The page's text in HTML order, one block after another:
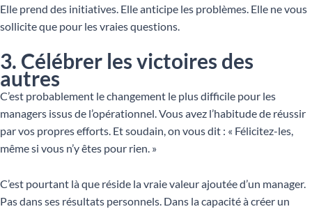
Elle prend des initiatives. Elle anticipe les problèmes. Elle ne vous
sollicite que pour les vraies questions.
3. Célébrer les victoires des
autres
C’est probablement le changement le plus difficile pour les
managers issus de l’opérationnel. Vous avez l’habitude de réussir
par vos propres efforts. Et soudain, on vous dit : « Félicitez-les,
même si vous n’y êtes pour rien. »
C’est pourtant là que réside la vraie valeur ajoutée d’un manager.
Pas dans ses résultats personnels. Dans la capacité à créer un